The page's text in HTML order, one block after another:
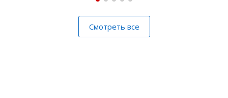
Смотреть все